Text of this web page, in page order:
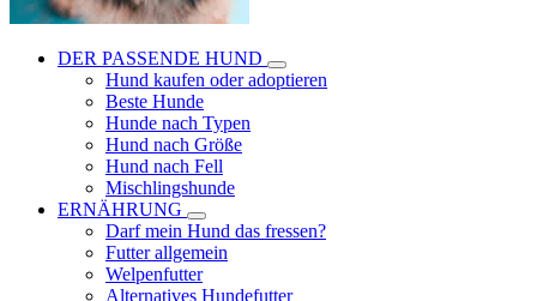
DER PASSENDE HUND
Hund kaufen oder adoptieren
Beste Hunde
Hunde nach Typen
Hund nach Größe
Hund nach Fell
Mischlingshunde
ERNÄHRUNG
Darf mein Hund das fressen?
Futter allgemein
Welpenfutter
Alternatives Hundefutter